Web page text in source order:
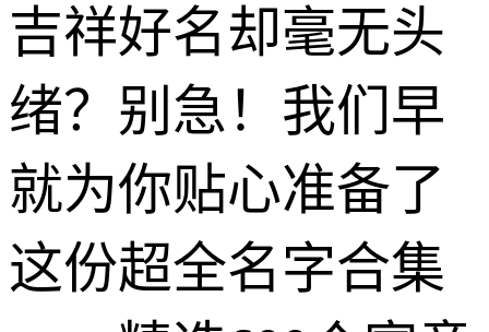
吉祥好名却毫无头
绪？别急！我们早
就为你贴心准备了
这份超全名字合集